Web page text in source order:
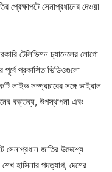
সেনাপ্রধানের দেওয়া
টেলিভিশন চ্যানেলের লোগো
পূর্বে প্রকাশিত ভিডিওগুলো
লাইভ সম্প্রচারের সঙ্গে ভাইরাল
বক্তব্য, উপস্থাপনা এবং
সেনাপ্রধান জাতির উদ্দেশ্যে
হাসিনার পদত্যাগ, দেশের